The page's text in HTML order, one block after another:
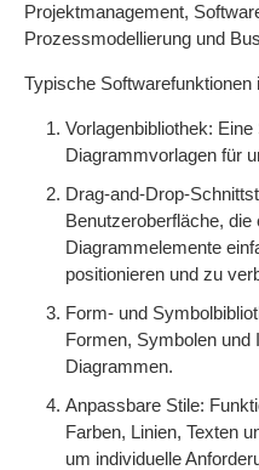
Projektmanagement,
Prozessmodellierung und
Typische
Vorlagenbibliothek:
Diagrammvorlagen für
Drag-and-Drop-
Benutzeroberfläche, die
Diagrammelemente
positionieren und zu
Form- und
Formen, Symbolen und
Diagrammen.
Anpassbare Stile:
Farben, Linien, Texten
um individuelle